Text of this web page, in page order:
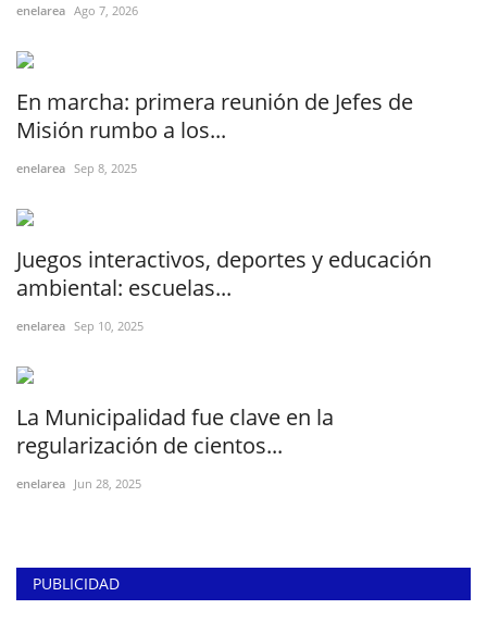
enelarea Ago 7, 2026
En marcha: primera reunión de Jefes de
Misión rumbo a los...
enelarea Sep 8, 2025
Juegos interactivos, deportes y educación
ambiental: escuelas...
enelarea Sep 10, 2025
La Municipalidad fue clave en la
regularización de cientos...
enelarea Jun 28, 2025
PUBLICIDAD